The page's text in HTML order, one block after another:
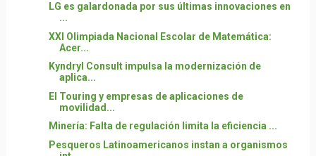
LG es galardonada por sus últimas innovaciones en
...
XXI Olimpiada Nacional Escolar de Matemática:
Acer...
Kyndryl Consult impulsa la modernización de
aplica...
El Touring y empresas de aplicaciones de
movilidad...
Minería: Falta de regulación limita la eficiencia ...
Pesqueros Latinoamericanos instan a organismos